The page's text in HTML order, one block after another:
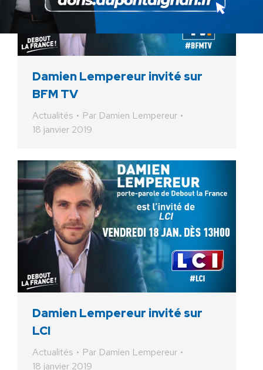
Damien Lempereur invité sur
BFM TV
Actualités Par Damien Lempereur
18 janvier 2019
Damien Lempereur invité sur
LCI
Actualités Par Damien Lempereur
18 janvier 2019